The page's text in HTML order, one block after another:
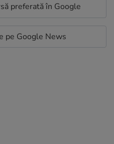
preferată în Google
pe Google News